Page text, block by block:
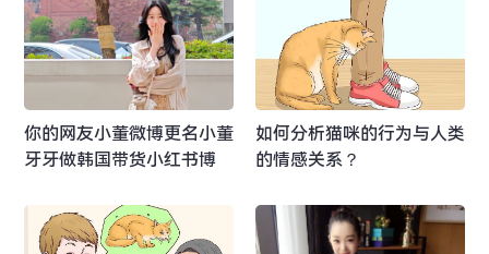
你的网友小董微博更名小董
牙牙做韩国带货小红书博
如何分析猫咪的行为与人类
的情感关系？